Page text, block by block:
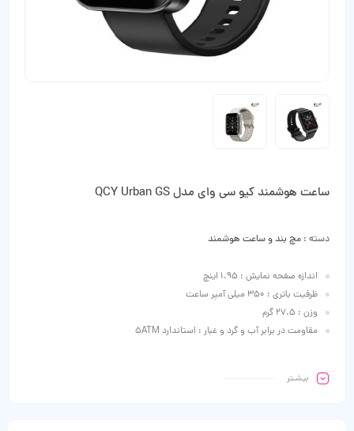
ساعت هوشمند کیو سی وای مدل QCY Urban GS
دسته : مچ بند و ساعت هوشمند
اندازه صفحه نمایش : 1.95 اینچ
ظرفیت باتری : 350 میلی آمپر ساعت
وزن : 27.5 گرم
مقاومت در برابر آب و گرد و غبار : استاندارد 5ATM
بیشـتر